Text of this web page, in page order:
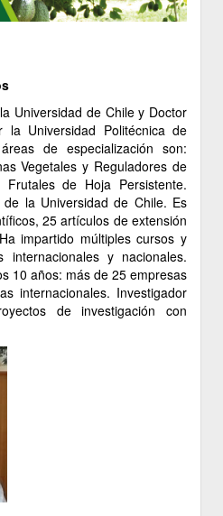
Universidad de Chile y Doctor
la Universidad Politécnica de
de especialización son:
Vegetales y Reguladores de
de Hoja Persistente.
la Universidad de Chile. Es
25 artículos de extensión
impartido múltiples cursos y
internacionales y nacionales.
10 años: más de 25 empresas
internacionales. Investigador
de investigación con